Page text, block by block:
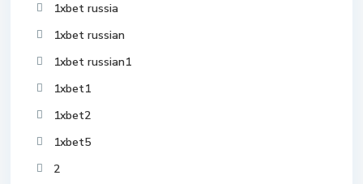
1xbet russia
1xbet russian
1xbet russian1
1xbet1
1xbet2
1xbet5
2